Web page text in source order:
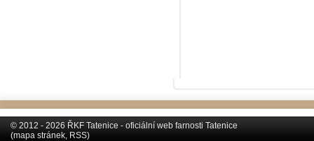
© 2012 - 2026 ŘKF Tatenice - oficiální web farnosti Tatenice
(mapa stránek, RSS)